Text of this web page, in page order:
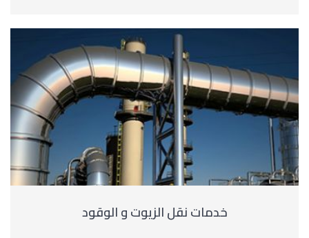
خدمات نقل الزيوت و الوقود